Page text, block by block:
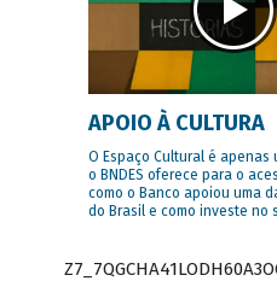
APOIO À CULTURA
O Espaço Cultural é apenas
o BNDES oferece para o
como o Banco apoiou uma
do Brasil e como investe no